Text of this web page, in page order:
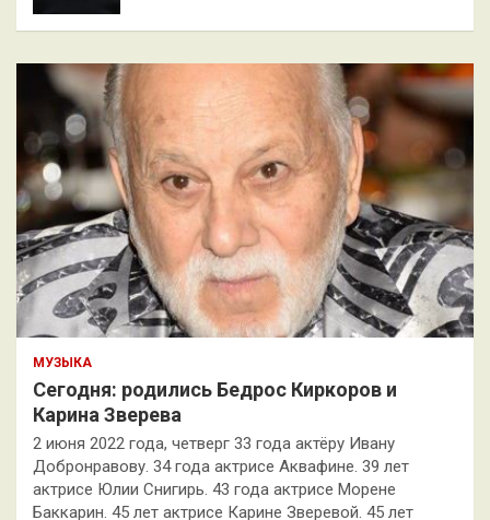
МУЗЫКА
Сегодня: родились Бедрос Киркоров и
Карина Зверева
2 июня 2022 года, четверг 33 года актёру Ивану
Добронравову. 34 года актрисе Аквафине. 39 лет
актрисе Юлии Снигирь. 43 года актрисе Морене
Баккарин. 45 лет актрисе Карине Зверевой. 45 лет